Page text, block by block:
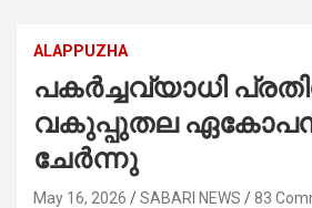
ALAPPUZHA
പകർച്ചവ്യാധി
വകുപ്പുതല
ചേർന്നു
May 16, 2026 SABARI NEWS 83